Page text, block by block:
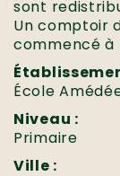
sont
Un comptoir
commencé à
École
Niveau :
Primaire
Ville :